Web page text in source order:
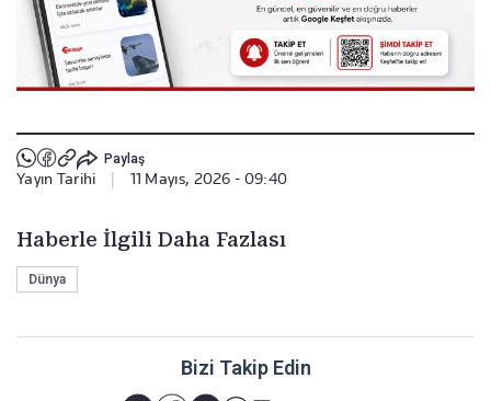
Paylaş
Yayın Tarihi 11 Mayıs, 2026 - 09:40
Haberle İlgili Daha Fazlası
Dünya
Bizi Takip Edin